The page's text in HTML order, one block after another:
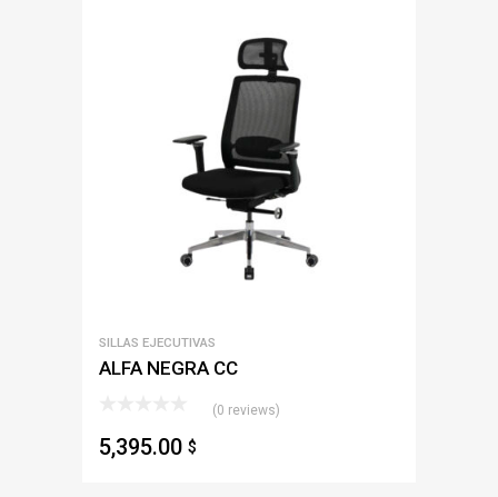
SILLAS EJECUTIVAS
ALFA NEGRA CC
(0 reviews)
5,395.00 $